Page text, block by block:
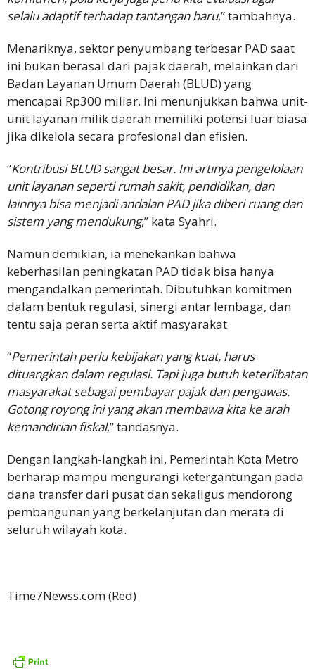
selalu adaptif terhadap tantangan baru,” tambahnya.
Menariknya, sektor penyumbang terbesar PAD saat
ini bukan berasal dari pajak daerah, melainkan dari
Badan Layanan Umum Daerah (BLUD) yang
mencapai Rp300 miliar. Ini menunjukkan bahwa unit-
unit layanan milik daerah memiliki potensi luar biasa
jika dikelola secara profesional dan efisien.
“Kontribusi BLUD sangat besar. Ini artinya pengelolaan
unit layanan seperti rumah sakit, pendidikan, dan
lainnya bisa menjadi andalan PAD jika diberi ruang dan
sistem yang mendukung,” kata Syahri.
Namun demikian, ia menekankan bahwa
keberhasilan peningkatan PAD tidak bisa hanya
mengandalkan pemerintah. Dibutuhkan komitmen
dalam bentuk regulasi, sinergi antar lembaga, dan
tentu saja peran serta aktif masyarakat
“Pemerintah perlu kebijakan yang kuat, harus
dituangkan dalam regulasi. Tapi juga butuh keterlibatan
masyarakat sebagai pembayar pajak dan pengawas.
Gotong royong ini yang akan membawa kita ke arah
kemandirian fiskal,” tandasnya.
Dengan langkah-langkah ini, Pemerintah Kota Metro
berharap mampu mengurangi ketergantungan pada
dana transfer dari pusat dan sekaligus mendorong
pembangunan yang berkelanjutan dan merata di
seluruh wilayah kota.
Time7Newss.com (Red)